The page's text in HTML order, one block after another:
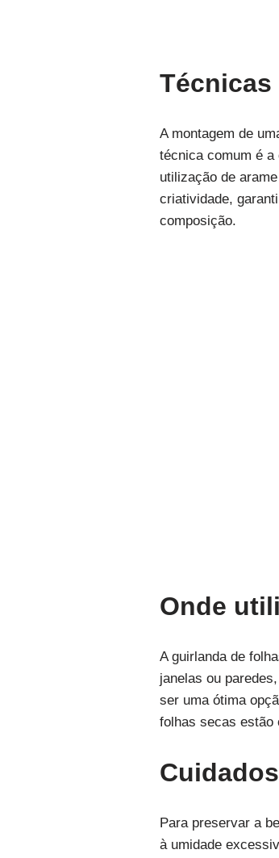
Técnicas
A montagem de
técnica comum é
utilização de
criatividade,
composição.
Onde
A guirlanda de
janelas ou
ser uma ótima
folhas secas estão
Para preservar a
à umidade